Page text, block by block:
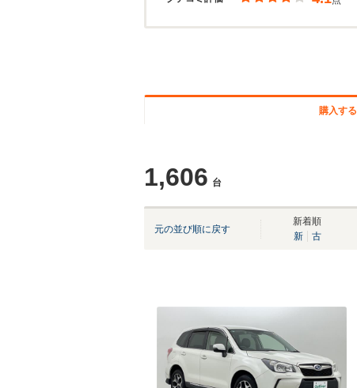
購入する
1,606 台
元の並び順に戻す
新着順
新
古